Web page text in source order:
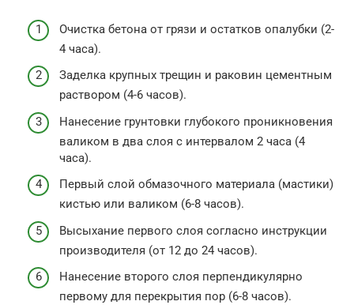
Очистка бетона от грязи и остатков опалубки (2-
4 часа).
Заделка крупных трещин и раковин цементным
раствором (4-6 часов).
Нанесение грунтовки глубокого проникновения
валиком в два слоя с интервалом 2 часа (4
часа).
Первый слой обмазочного материала (мастики)
кистью или валиком (6-8 часов).
Высыхание первого слоя согласно инструкции
производителя (от 12 до 24 часов).
Нанесение второго слоя перпендикулярно
первому для перекрытия пор (6-8 часов).